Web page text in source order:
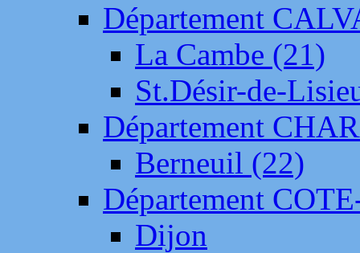
Département
La Cambe (21)
St.Désir-de-
Département
Berneuil (22)
Département
Dijon